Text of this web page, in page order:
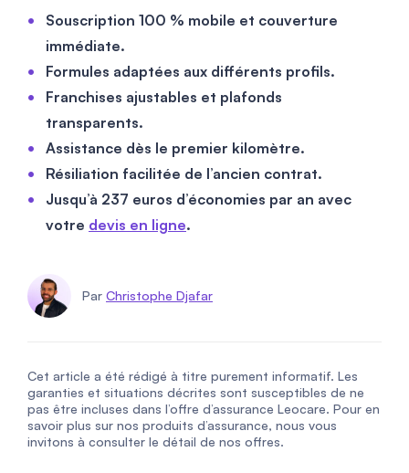
Souscription 100 % mobile et couverture
immédiate.
Formules adaptées aux différents profils.
Franchises ajustables et plafonds
transparents.
Assistance dès le premier kilomètre.
Résiliation facilitée de l’ancien contrat.
Jusqu’à 237 euros d’économies par an avec
votre devis en ligne.
Par Christophe Djafar
Cet article a été rédigé à titre purement informatif. Les
garanties et situations décrites sont susceptibles de ne
pas être incluses dans l’offre d’assurance Leocare. Pour en
savoir plus sur nos produits d’assurance, nous vous
invitons à consulter le détail de nos offres.